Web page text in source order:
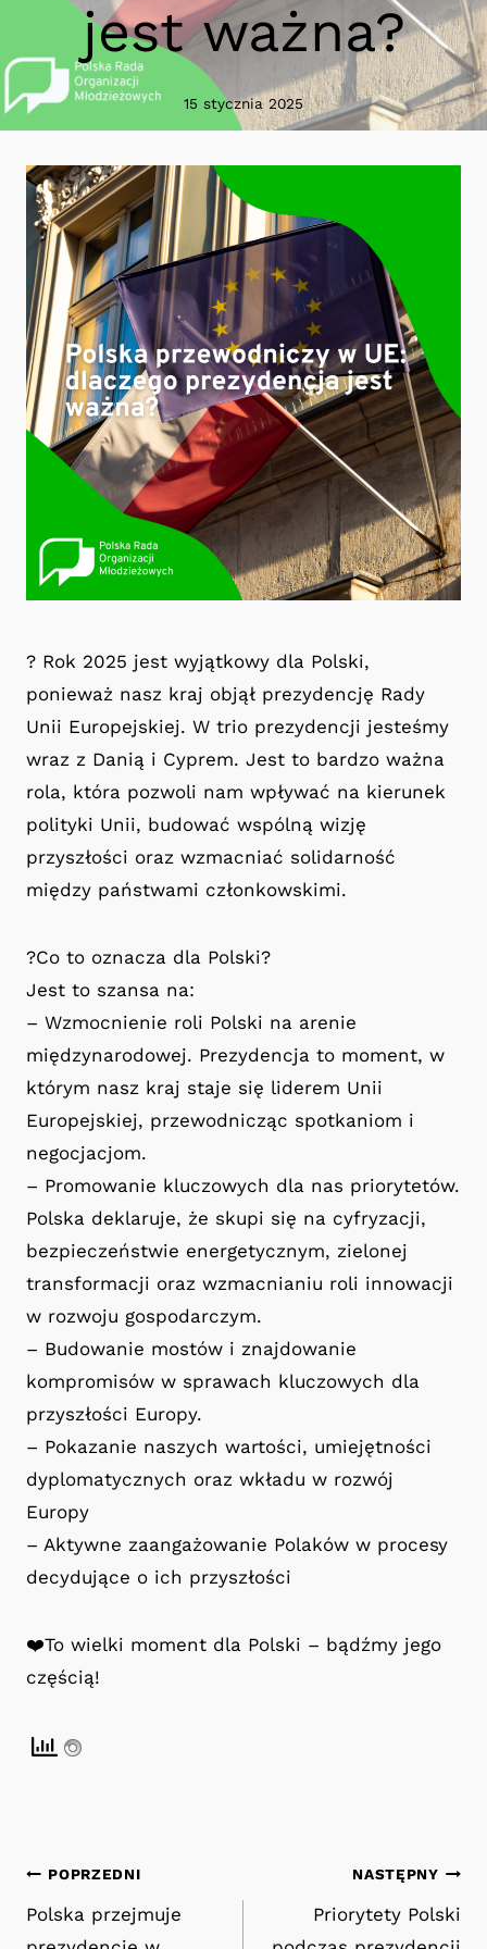
jest ważna?
15 stycznia 2025
? Rok 2025 jest wyjątkowy dla Polski,
ponieważ nasz kraj objął prezydencję Rady
Unii Europejskiej. W trio prezydencji jesteśmy
wraz z Danią i Cyprem. Jest to bardzo ważna
rola, która pozwoli nam wpływać na kierunek
polityki Unii, budować wspólną wizję
przyszłości oraz wzmacniać solidarność
między państwami członkowskimi.
?Co to oznacza dla Polski?
Jest to szansa na:
– Wzmocnienie roli Polski na arenie
międzynarodowej. Prezydencja to moment, w
którym nasz kraj staje się liderem Unii
Europejskiej, przewodnicząc spotkaniom i
negocjacjom.
– Promowanie kluczowych dla nas priorytetów.
Polska deklaruje, że skupi się na cyfryzacji,
bezpieczeństwie energetycznym, zielonej
transformacji oraz wzmacnianiu roli innowacji
w rozwoju gospodarczym.
– Budowanie mostów i znajdowanie
kompromisów w sprawach kluczowych dla
przyszłości Europy.
– Pokazanie naszych wartości, umiejętności
dyplomatycznych oraz wkładu w rozwój
Europy
– Aktywne zaangażowanie Polaków w procesy
decydujące o ich przyszłości
❤️To wielki moment dla Polski – bądźmy jego
częścią!
Nawigacja
wpisu
POPRZEDNI
Polska przejmuje
NASTĘPNY
Priorytety Polski